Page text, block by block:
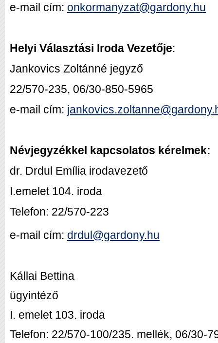
e-mail cím: onkormanyzat@gardony.hu
Helyi Választási Iroda Vezetője:
Jankovics Zoltánné jegyző
22/570-235, 06/30-850-5965
e-mail cím:
Névjegyzékkel kapcsolatos kérelmek:
dr. Drdul Emília irodavezető
I.emelet 104. iroda
Telefon: 22/570-223
e-mail cím: drdul@gardony.hu
Kállai Bettina
ügyintéző
I. emelet 103. iroda
Telefon: 22/570-100/235. mellék, 06/30-